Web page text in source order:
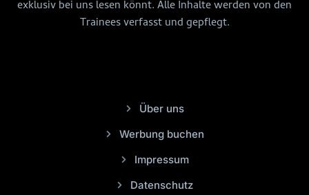
exklusiv bei uns lesen könnt. Alle Inhalte werden von den
Trainees verfasst und gepflegt.
Über uns
Werbung buchen
Impressum
Datenschutz